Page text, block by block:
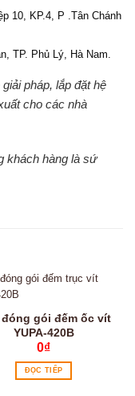
10, KP.4, P .Tân Chánh
TP. Phủ Lý, Hà Nam.
pháp, lắp đặt hệ
cho các nhà
khách hàng là sứ
đóng gói đếm ốc vít
YUPA-420B
0₫
ĐỌC TIẾP